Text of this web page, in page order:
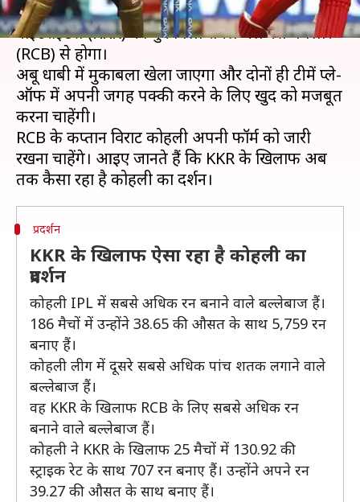
इंडियन प्रीमियर लीग (IPL) के 39वें मुकाबले में कोलकाता
नाइटराइडर्स (KKR) का मुकाबला रॉयल चैलेंजर्स बैंगलोर
(RCB) से होगा।
अबू धाबी में मुकाबला खेला जाएगा और दोनों ही टीमें प्ले-
ऑफ में अपनी जगह पक्की करने के लिए खुद को मजबूत
करना चाहेंगी।
RCB के कप्तान विराट कोहली अपनी फॉर्म को जारी
रखना चाहेंगे। आइए जानते हैं कि KKR के खिलाफ अब
प्रदर्शन
KKR के खिलाफ ऐसा रहा है कोहली का
प्रदर्शन
कोहली IPL में सबसे अधिक रन बनाने वाले बल्लेबाज हैं।
186 मैचों में उन्होंने 38.65 की औसत के साथ 5,759 रन
बनाए हैं।
कोहली लीग में दूसरे सबसे अधिक पांच शतक लगाने वाले
बल्लेबाज हैं।
वह KKR के खिलाफ RCB के लिए सबसे अधिक रन
बनाने वाले बल्लेबाज हैं।
कोहली ने KKR के खिलाफ 25 मैचों में 130.92 की
स्ट्राइक रेट के साथ 707 रन बनाए हैं। उन्होंने अपने रन
39.27 की औसत के साथ बनाए हैं।